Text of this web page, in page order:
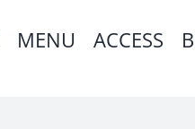
MENU ACCESS